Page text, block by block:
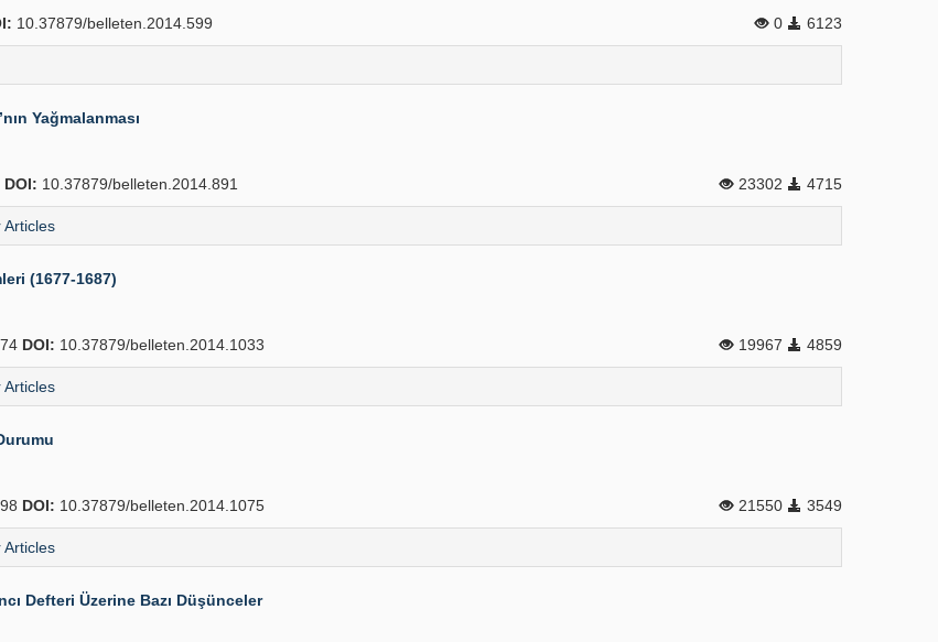
10.37879/belleten.2014.599 0 6123
Yağmalanması
DOI: 10.37879/belleten.2014.891 23302 4715
Articles
(1677-1687)
DOI: 10.37879/belleten.2014.1033 19967 4859
Articles
DOI: 10.37879/belleten.2014.1075 21550 3549
Articles
Defteri Üzerine Bazı Düşünceler